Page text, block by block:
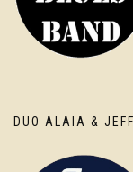
DUO ALAIA & JEFF